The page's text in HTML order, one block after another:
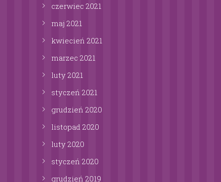
czerwiec 2021
maj 2021
kwiecień 2021
marzec 2021
luty 2021
styczeń 2021
grudzień 2020
listopad 2020
luty 2020
styczeń 2020
grudzień 2019